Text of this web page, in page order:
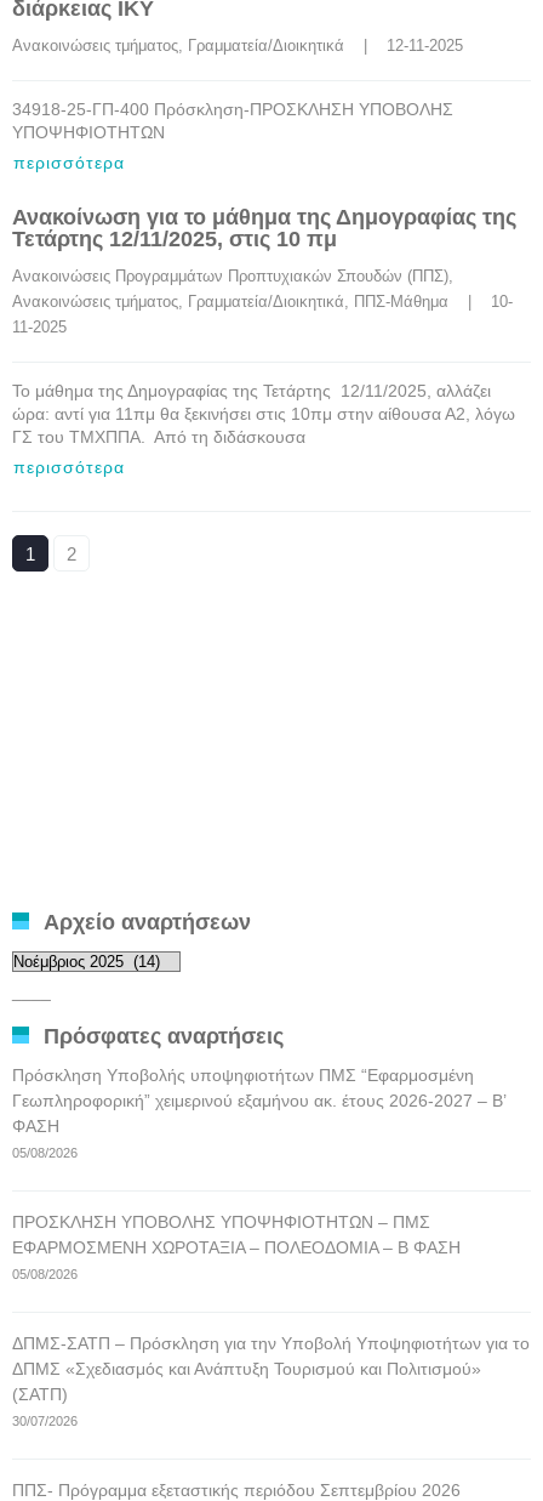
διάρκειας ΙΚΥ
Ανακοινώσεις τμήματος, Γραμματεία/Διοικητικά
    |    12-11-2025
34918-25-ΓΠ-400 Πρόσκληση-ΠΡΟΣΚΛΗΣΗ ΥΠΟΒΟΛΗΣ
ΥΠΟΨΗΦΙΟΤΗΤΩΝ
περισσότερα
Ανακοίνωση για το μάθημα της Δημογραφίας της
Τετάρτης 12/11/2025, στις 10 πμ
Ανακοινώσεις Προγραμμάτων Προπτυχιακών Σπουδών (ΠΠΣ)
Ανακοινώσεις τμήματος, Γραμματεία/Διοικητικά, ΠΠΣ-Μάθημα
    |    10-
11-2025
Το μάθημα της Δημογραφίας της Τετάρτης 12/11/2025, αλλάζει
ώρα: αντί για 11πμ θα ξεκινήσει στις 10πμ στην αίθουσα Α2, λόγω
ΓΣ του ΤΜΧΠΠΑ. Από τη διδάσκουσα
περισσότερα
1 2
Αρχείο αναρτήσεων
Αρχείο
Πρόσφατες αναρτήσεις
Πρόσκληση Υποβολής υποψηφιοτήτων ΠΜΣ “Εφαρμοσμένη
Γεωπληροφορική” χειμερινού εξαμήνου ακ. έτους 2026-2027 – Β’
ΦΑΣΗ
05/08/2026
ΠΡΟΣΚΛΗΣΗ ΥΠΟΒΟΛΗΣ ΥΠΟΨΗΦΙΟΤΗΤΩΝ – ΠΜΣ
ΕΦΑΡΜΟΣΜΕΝΗ ΧΩΡΟΤΑΞΙΑ – ΠΟΛΕΟΔΟΜΙΑ – Β ΦΑΣΗ
05/08/2026
ΔΠΜΣ-ΣΑΤΠ – Πρόσκληση για την Υποβολή Υποψηφιοτήτων για το
ΔΠΜΣ «Σχεδιασμός και Ανάπτυξη Τουρισμού και Πολιτισμού»
(ΣΑΤΠ)
30/07/2026
ΠΠΣ- Πρόγραμμα εξεταστικής περιόδου Σεπτεμβρίου 2026